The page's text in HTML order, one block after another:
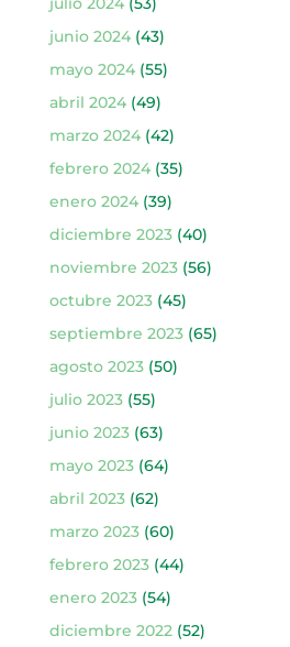
junio 2024(43)
mayo 2024(55)
abril 2024(49)
marzo 2024(42)
febrero 2024(35)
enero 2024(39)
diciembre 2023(40)
noviembre 2023(56)
octubre 2023(45)
septiembre 2023(65)
agosto 2023(50)
julio 2023(55)
junio 2023(63)
mayo 2023(64)
abril 2023(62)
marzo 2023(60)
febrero 2023(44)
enero 2023(54)
diciembre 2022(52)